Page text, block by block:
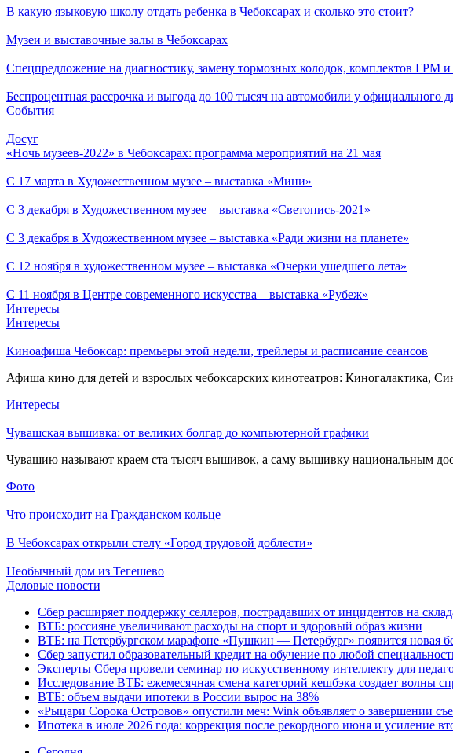
В какую языковую школу отдать ребенка в Чебоксарах и сколько это стоит?
Музеи и выставочные залы в Чебоксарах
Спецпредложение на диагностику, замену тормозных колодок, комплектов ГРМ
Беспроцентная рассрочка и выгода до 100 тысяч на автомобили у официального
События
Досуг
«Ночь музеев-2022» в Чебоксарах: программа мероприятий на 21 мая
С 17 марта в Художественном музее – выставка «Мини»
С 3 декабря в Художественном музее – выставка «Светопись-2021»
С 3 декабря в Художественном музее – выставка «Ради жизни на планете»
С 12 ноября в художественном музее – выставка «Очерки ушедшего лета»
С 11 ноября в Центре современного искусства – выставка «Рубеж»
Интересы
Интересы
Киноафиша Чебоксар: премьеры этой недели, трейлеры и расписание сеансов
Афиша кино для детей и взрослых чебоксарских кинотеатров: Киногалактика,
Интересы
Чувашская вышивка: от великих болгар до компьютерной графики
Чувашию называют краем ста тысяч вышивок, а саму вышивку национальным
Фото
Что происходит на Гражданском кольце
В Чебоксарах открыли стелу «Город трудовой доблести»
Необычный дом из Тегешево
Деловые новости
Сбер расширяет поддержку селлеров, пострадавших от инцидентов на
ВТБ: россияне увеличивают расходы на спорт и здоровый образ жизни
ВТБ: на Петербургском марафоне «Пушкин — Петербург» появится новая
Сбер запустил образовательный кредит на обучение по любой
Эксперты Сбера провели семинар по искусственному интеллекту для
Исследование ВТБ: ежемесячная смена категорий кешбэка создает волны
ВТБ: объем выдачи ипотеки в России вырос на 38%
«Рыцари Сорока Островов» опустили меч: Wink объявляет о завершении
Ипотека в июле 2026 года: коррекция после рекордного июня и усиление